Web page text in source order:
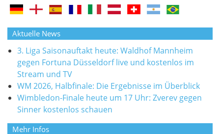
Aktuelle News
3. Liga Saisonauftakt heute: Waldhof Mannheim
gegen Fortuna Düsseldorf live und kostenlos im
Stream und TV
WM 2026, Halbfinale: Die Ergebnisse im Überblick
Wimbledon-Finale heute um 17 Uhr: Zverev gegen
Sinner kostenlos schauen
Mehr Infos